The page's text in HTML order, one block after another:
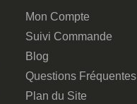
Mon Compte
Suivi Commande
Blog
Questions Fréquentes
Plan du Site